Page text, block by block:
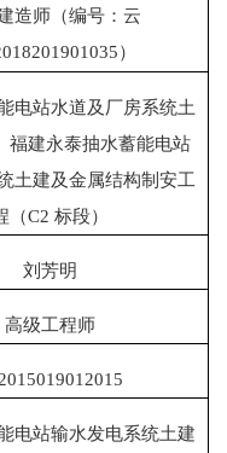
造师（编号：云
）
电站水道及厂房系统土
福建永泰抽水蓄能电站
土建及金属结构制安工
（C2 标段）
刘芳明
高级工程师
电站输水发电系统土建